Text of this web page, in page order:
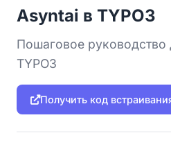
Asyntai в TYPO3
Пошаговое руководство
TYPO3
Получить код